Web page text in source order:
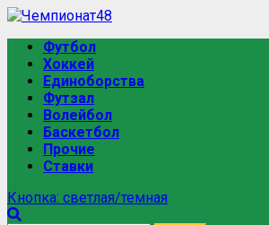
Футбол
Хоккей
Единоборства
Футзал
Волейбол
Баскетбол
Прочие
Ставки
Кнопка: светлая/темная